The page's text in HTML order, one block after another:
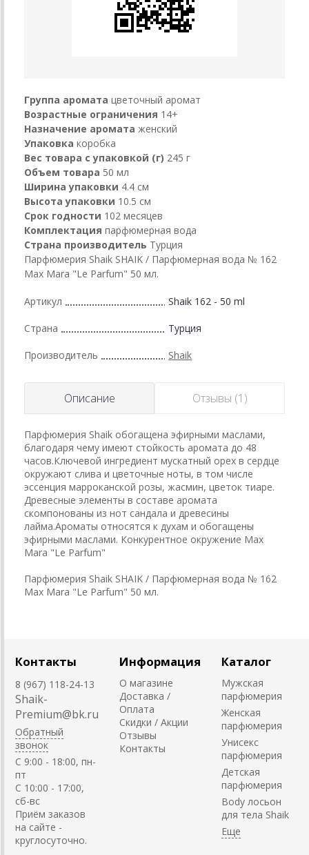
Группа аромата цветочный аромат
Возрастные ограничения 14+
Назначение аромата женский
Упаковка коробка
Вес товара с упаковкой (г) 245 г
Объем товара 50 мл
Ширина упаковки 4.4 см
Высота упаковки 10.5 см
Срок годности 102 месяцев
Комплектация парфюмерная вода
Страна производитель Турция
Парфюмерия Shaik SHAIK / Парфюмерная вода № 162
Max Mara "Le Parfum" 50 мл.
Артикул Shaik 162 - 50 ml
Страна Турция
Производитель Shaik
Описание Отзывы (1)
Парфюмерия Shaik обогащена эфирными маслами,
благодаря чему имеют стойкость аромата до 48
часов.Ключевой ингредиент мускатный орех в сердце
окружают слива и цветочные ноты, в том числе
эссенция марроканской розы, жасмин, цветок тиаре.
Древесные элементы в составе аромата
скомпонованы из нот сандала и древесины
лайма.Ароматы относятся к духам и обогащены
эфирными маслами. Конкурентное окружение Max
Mara "Le Parfum"
Парфюмерия Shaik SHAIK / Парфюмерная вода № 162
Max Mara "Le Parfum" 50 мл.
Контакты
8 (967) 118-24-13
Shaik-
Premium@bk.ru
Обратный
звонок
C 9:00 - 18:00, пн-
пт
С 10:00 - 17:00,
сб-вс
Приём заказов
на сайте -
круглосуточно.
Информация
О магазине
Доставка /
Оплата
Скидки / Акции
Отзывы
Контакты
Каталог
Мужская
парфюмерия
Женская
парфюмерия
Унисекс
парфюмерия
Детская
парфюмерия
Body лосьон
для тела Shaik